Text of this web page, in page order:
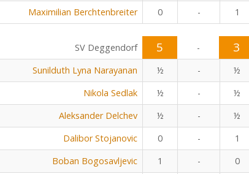
Maximilian Berchtenbreiter 0 - 1
SV Deggendorf 5 - 3
Sunilduth Lyna Narayanan ½ - ½
Nikola Sedlak ½ - ½
Aleksander Delchev ½ - ½
Dalibor Stojanovic 0 - 1
Boban Bogosavljevic 1 - 0